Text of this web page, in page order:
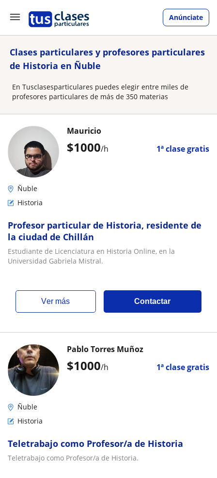
Anúnciate
Clases particulares y profesores particulares
de Historia en Ñuble
En Tusclasesparticulares puedes elegir entre miles de
profesores particulares de más de 350 materias
$1000/h 1ª clase gratis
Mauricio
Ñuble
Historia
Profesor particular de Historia, residente de
la ciudad de Chillán
Estudiante de Licenciatura en Historia Online, en la
Universidad Gabriela Mistral.
ver más Contactar
$1000/h 1ª clase gratis
Pablo Torres Muñoz
Ñuble
Historia
Teletrabajo como Profesor/a de Historia
Teletrabajo como Profesor/a de Historia.